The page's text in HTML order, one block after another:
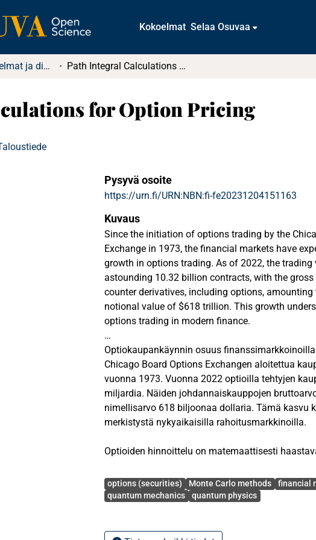
Kokoelmat Selaa Osuvaa
Pro gradu -tutkielmat ja diplomityöt Path Integral Calculations for Option Pricing
for Option Pricing
Pysyvä osoite
https://urn.fi/URN:NBN:fi-fe20231204151163
Kuvaus
Since the initiation of options trading by the
Exchange in 1973, the financial markets have
growth in options trading. As of 2022, the trading
astounding 10.32 billion contracts, with the gross
counter derivatives, including options,
notional value of $618 trillion. This growth
options trading in modern finance.
The pricing of options is a highly mathematical
factors such as asset volatility, time until
market unpredictability. Accurate pricing is
maximization but also for mitigating systemic
2007-2008 financial crisis where mispriced
significant role. Consequently, there’s an
method introduced by R. Feynman to option
combines the probabilistic foundations of
Optiokaupankäynnin osuus
Chicago Board Options Exchangen aloitettua
vuonna 1973. Vuonna 2022 optioilla tehtyjen
miljardia. Näiden johdannaiskauppojen
nimellisarvo 618 biljoonaa dollaria. Tämä kasvu
merkistystä nykyaikaisilla rahoitusmarkkinoilla.
Optioiden hinnoittelu on matemaattisesti
arvaamaton luonne. Tarkka hinnoittelu on
tärkeää järjestelmäriskien välttämiseksi, kuten
Avainsanat
options (securities) Monte Carlo methods
financial
quantum mechanics
quantum physics